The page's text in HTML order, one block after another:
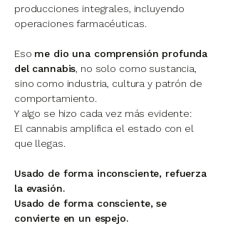
producciones integrales, incluyendo
operaciones farmacéuticas.
Eso me dio una comprensión profunda
del cannabis, no solo como sustancia,
sino como industria, cultura y patrón de
comportamiento.
Y algo se hizo cada vez más evidente:
El cannabis amplifica el estado con el
que llegas.
Usado de forma inconsciente, refuerza
la evasión.
Usado de forma consciente, se
convierte en un espejo.